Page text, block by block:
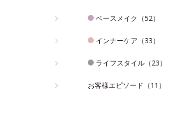
ベースメイク（52）
インナーケア（33）
ライフスタイル（23）
お客様エピソード（11）